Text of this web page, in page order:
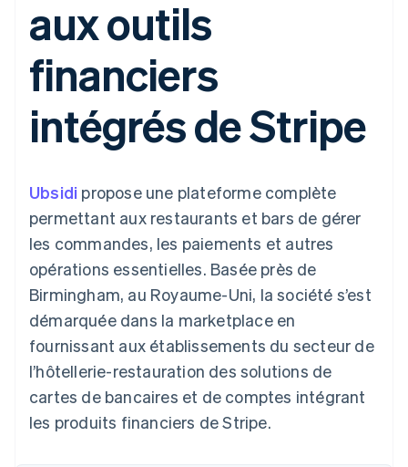
Moyens de
paiement
de 125
Terminal
personne
Authorization
optimisée
Paiements
accélérés
Connections
Comptes
financiers
associés
Recognition
Comptabilité
automatisée
Rapports
personnalisés
Data Pipeline
Synchronisation
des données
Product roadmap
Découvrez les prochaines évolutions
l’application
Marketplaces
Gestion financière
Plateformes
SaaS
Entreprises d'IA
Économie des
créateurs
Jeux
Hôtellerie, voyages et
loisirs
Assurance
Médias et
divertissements
Organisations à but
non lucratif
Services aux
entreprises
Secteur public
Commerce en ligne
Gérer des
abonnements
Proposer une
facturation à l'usage
Émettre des cartes
bancaires adossées à
des stablecoins
Fournir et gérer des
services avec des
Ressources
Intégrations
d'applications
Exemples de code
Blog des développeurs
État de l'API
Entreprise
Feuille de route
produits
Sessions : conférence
annuelle
Carrières
Communiqués de
Contact
Contacter notre équipe
Devenir partenaire
aux outils
financiers
intégrés de Stripe
Ubsidi propose une plateforme complète
permettant aux restaurants et bars de gérer
les commandes, les paiements et autres
opérations essentielles. Basée près de
Birmingham, au Royaume-Uni, la société s’est
démarquée dans la marketplace en
fournissant aux établissements du secteur de
l’hôtellerie-restauration des solutions de
cartes de bancaires et de comptes intégrant
les produits financiers de Stripe.